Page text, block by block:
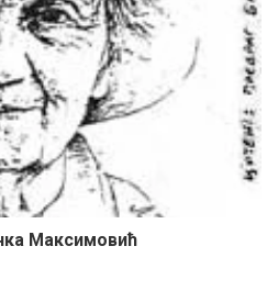
Максимовић